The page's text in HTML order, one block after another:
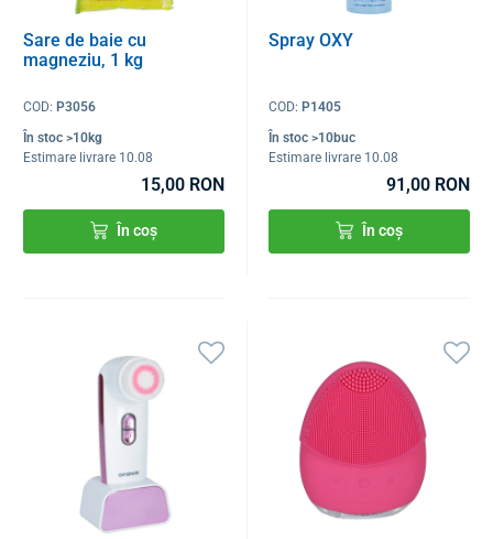
Sare de baie cu
magneziu, 1 kg
COD: P3056
În stoc >10kg
Estimare livrare 10.08
15,00 RON
În coș
Spray OXY
COD:P1405
În stoc >10buc
Estimare livrare 10.08
91,00 RON
În coș